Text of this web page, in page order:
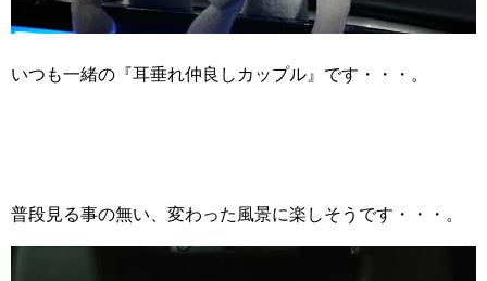
いつも一緒の『耳垂れ仲良しカップル』です・・・。
普段見る事の無い、変わった風景に楽しそうです・・・。